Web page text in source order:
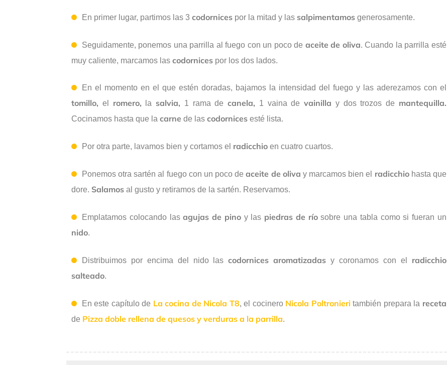
En primer lugar, partimos las 3 codornices por la mitad y las salpimentamos generosamente.
Seguidamente, ponemos una parrilla al fuego con un poco de aceite de oliva. Cuando la parrilla esté
muy caliente, marcamos las codornices por los dos lados.
En el momento en el que estén doradas, bajamos la intensidad del fuego y las aderezamos con el
tomillo, el romero, la salvia, 1 rama decanela, 1 vaina devainilla y dos trozos de mantequilla.
Cocinamos hasta que la carne de las codornices esté lista.
Por otra parte, lavamos bien y cortamos el radicchio en cuatro cuartos.
Ponemos otra sartén al fuego con un poco deaceite de oliva y marcamos bien el radicchiohasta que
dore. Salamos al gusto y retiramos de la sartén. Reservamos.
Emplatamos colocando lasagujas de pinoy las piedras de ríosobre una tabla como si fueran un
nido.
Distribuimos por encima del nido lascodornices aromatizadas y coronamos con el radicchio
salteado.
En este capítulo de La cocina de Nicola T8, el cocinero Nicola Poltronieritambién prepara la receta
de Pizza doble rellena de quesos y verduras a la parrilla.